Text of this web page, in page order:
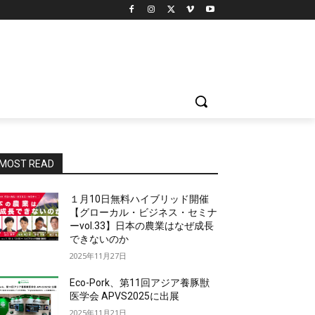
READ
１月10日無料ハイブリッド開催
【グローカル・ビジネス・セミナ
ーvol.33】日本の農業はなぜ成長
できないのか
2025年11月27日
Eco-Pork、第11回アジア養豚獣
医学会 APVS2025に出展
2025年11月21日